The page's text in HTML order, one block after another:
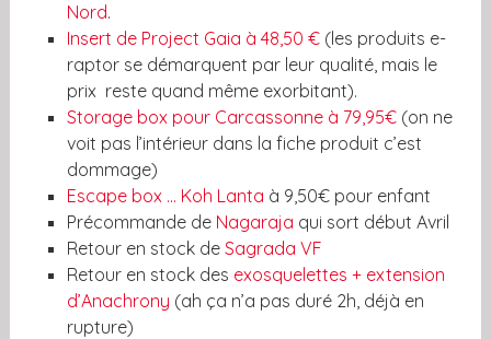
Nord.
Insert de Project Gaia à 48,50 €(les produits e-
raptor se démarquent par leur qualité, mais le
prix reste quand même exorbitant).
Storage box pour Carcassonne à 79,95€(on ne
voit pas l’intérieur dans la fiche produit c’est
dommage)
Escape box … Koh Lanta à 9,50€ pour enfant
Précommande de Nagaraja qui sort début Avril
Retour en stock de Sagrada VF
Retour en stock des exosquelettes + extension
d’Anachrony (ah ça n’a pas duré 2h, déjà en
rupture)